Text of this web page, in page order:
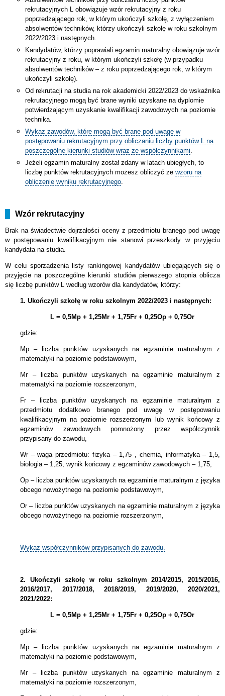
rekrutacyjnych L obowiązuje wzór rekrutacyjny z roku
poprzedzającego rok, w którym ukończyli szkołę, z wyłączeniem
absolwentów techników, którzy ukończyli szkołę w roku szkolnym
2022/2023 i następnych.
Kandydatów, którzy poprawiali egzamin maturalny obowiązuje wzór
rekrutacyjny z roku, w którym ukończyli szkołę (w przypadku
absolwentów techników – z roku poprzedzającego rok, w którym
ukończyli szkołę).
Od rekrutacji na studia na rok akademicki 2022/2023 do wskaźnika
rekrutacyjnego mogą być brane wyniki uzyskane na dyplomie
potwierdzającym uzyskanie kwalifikacji zawodowych na poziomie
technika.
Wykaz zawodów, które mogą być brane pod uwagę w
postępowaniu rekrutacyjnym przy obliczaniu liczby punktów L na
poszczególne kierunki studiów wraz ze współczynnikami
Jeżeli egzamin maturalny został zdany w latach ubiegłych, to
liczbę punktów rekrutacyjnych możesz obliczyć ze wzoru na
obliczenie wyniku rekrutacyjnego
Wzór rekrutacyjny
Brak na świadectwie dojrzałości oceny z przedmiotu branego pod uwagę
w postępowaniu kwalifikacyjnym nie stanowi przeszkody w przyjęciu
kandydata na studia.
W celu sporządzenia listy rankingowej kandydatów ubiegających się o
przyjęcie na poszczególne kierunki studiów pierwszego stopnia oblicza
się liczbę punktów L według wzorów dla kandydatów, którzy:
1. Ukończyli szkołę w roku szkolnym 2022/2023 i następnych:
L = 0,5Mp + 1,25Mr + 1,75Fr + 0,25Op + 0,75Or
gdzie:
Mp – liczba punktów uzyskanych na egzaminie maturalnym z
matematyki na poziomie podstawowym,
Mr – liczba punktów uzyskanych na egzaminie maturalnym z
matematyki na poziomie rozszerzonym,
Fr – liczba punktów uzyskanych na egzaminie maturalnym z
przedmiotu dodatkowo branego pod uwagę w postępowaniu
kwalifikacyjnym na poziomie rozszerzonym lub wynik końcowy z
egzaminów zawodowych pomnożony przez współczynnik
przypisany do zawodu,
Wr – waga przedmiotu: fizyka – 1,75 , chemia, informatyka – 1,5,
biologia – 1,25, wynik końcowy z egzaminów zawodowych – 1,75,
Op – liczba punktów uzyskanych na egzaminie maturalnym z języka
obcego nowożytnego na poziomie podstawowym,
Or – liczba punktów uzyskanych na egzaminie maturalnym z języka
obcego nowożytnego na poziomie rozszerzonym,
Wykaz współczynników przypisanych do zawodu.
2. Ukończyli szkołę w roku szkolnym 2014/2015, 2015/2016,
2016/2017, 2017/2018, 2018/2019, 2019/2020, 2020/2021,
2021/2022:
L = 0,5Mp + 1,25Mr + 1,75Fr + 0,25Op + 0,75Or
gdzie:
Mp – liczba punktów uzyskanych na egzaminie maturalnym z
matematyki na poziomie podstawowym,
Mr – liczba punktów uzyskanych na egzaminie maturalnym z
matematyki na poziomie rozszerzonym,